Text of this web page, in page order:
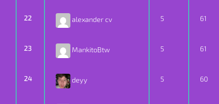
22 alexander cv 5 61
23 MankitoBtw 5 61
24 deyy 5 60